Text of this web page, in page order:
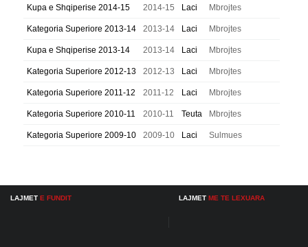
Kupa e Shqiperise 2014-15 2014-15 Laci Mbrojtes
Kategoria Superiore 2013-14 2013-14 Laci Mbrojtes
Kupa e Shqiperise 2013-14 2013-14 Laci Mbrojtes
Kategoria Superiore 2012-13 2012-13 Laci Mbrojtes
Kategoria Superiore 2011-12 2011-12 Laci Mbrojtes
Kategoria Superiore 2010-11 2010-11 Teuta Mbrojtes
Kategoria Superiore 2009-10 2009-10 Laci Sulmues
LAJMET E FUNDIT LAJMET ME TE LEXUARA